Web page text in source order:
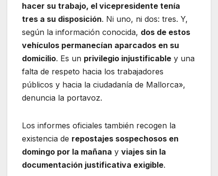
hacer su trabajo, el vicepresidente tenía
tres a su disposición. Ni uno, ni dos: tres. Y,
según la información conocida, dos de estos
vehículos permanecían aparcados en su
domicilio. Es un privilegio injustificable y una
falta de respeto hacia los trabajadores
públicos y hacia la ciudadanía de Mallorca»,
denuncia la portavoz.
Los informes oficiales también recogen la
existencia de repostajes sospechosos en
domingo por la mañana y viajes sin la
documentación justificativa exigible.